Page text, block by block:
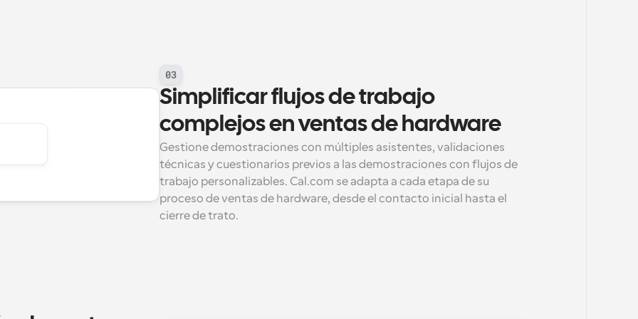
03
Simplificar flujos de trabajo
complejos en ventas de hardware
Gestione demostraciones con múltiples asistentes, validaciones
técnicas y cuestionarios previos a las demostraciones con flujos de
trabajo personalizables. Cal.com se adapta a cada etapa de su
proceso de ventas de hardware, desde el contacto inicial hasta el
cierre de trato.